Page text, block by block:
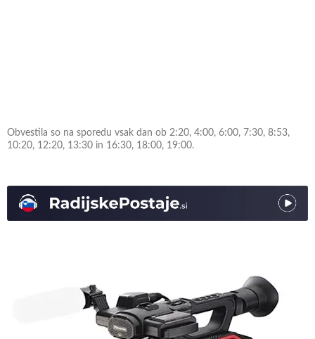
Obvestila so na sporedu vsak dan ob 2:20, 4:00, 6:00, 7:30, 8:53,
10:20, 12:20, 13:30 in 16:30, 18:00, 19:00.